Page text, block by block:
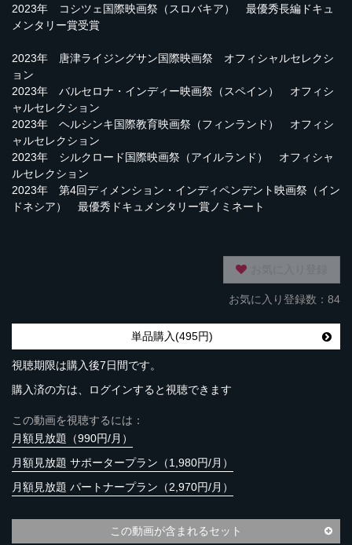
2023年 コシツェ国際映画祭（スロバキア） 最優秀長編ドキュ
メンタリー賞受賞
2023年 唐津ライジングサン国際映画祭 オフィシャルセレクシ
ョン
2023年 バルセロナ・インディー映画祭（スペイン） オフィシ
ャルセレクション
2023年 ヘルシンキ国際教育映画祭（フィンランド） オフィシ
ャルセレクション
2023年 シルクロード国際映画祭（アイルランド） オフィシャ
ルセレクション
2023年 第4回ディメンション・インディペンデント映画祭（イン
ドネシア） 最優秀ドキュメンタリー賞ノミネート
お気に入り登録数：84
単品購入(495円)
視聴期限は購入後7日間です。
購入済の方は、ログインすると視聴できます
この動画を視聴するには：
月額見放題（990円/月）
月額見放題 サポータープラン（1,980円/月）
月額見放題 パートナープラン（2,970円/月）
この動画が含まれるセット